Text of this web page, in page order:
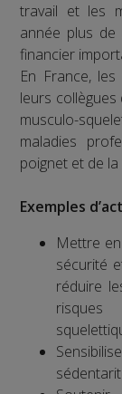
travail et les
année plus
financier
En France,
leurs
musculo-
maladies
poignet et de la
Exemples
Mettre
sécurité
réduire